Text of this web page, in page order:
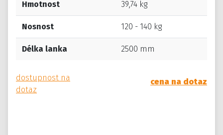
Hmotnost 39,74 kg
Nosnost 120 - 140 kg
Délka lanka 2500 mm
dostupnost na
dotaz
cena na dotaz